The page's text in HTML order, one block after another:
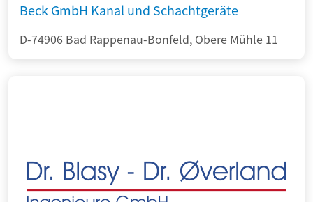
Beck GmbH Kanal und Schachtgeräte
D-74906 Bad Rappenau-Bonfeld, Obere Mühle 11